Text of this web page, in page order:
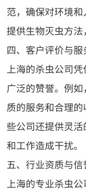
范，确保对环境
提供生物灭虫方法
四、客户评价与
上海的杀虫公司
广泛的赞誉。例
质的服务和合理
些公司还提供灵
和工作造成干扰。
五、行业资质与信
上海的专业杀虫